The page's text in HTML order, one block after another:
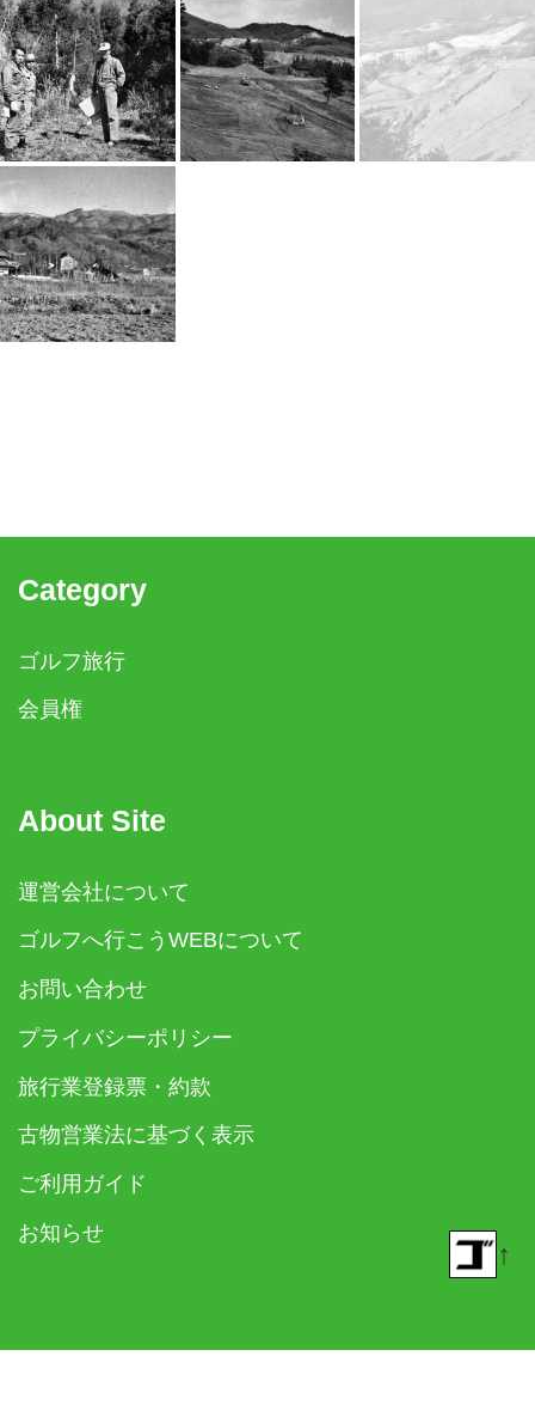
Category
ゴルフ旅行
会員権
About Site
運営会社について
ゴルフへ行こうWEBについて
お問い合わせ
プライバシーポリシー
旅行業登録票・約款
古物営業法に基づく表示
ご利用ガイド
お知らせ
↑